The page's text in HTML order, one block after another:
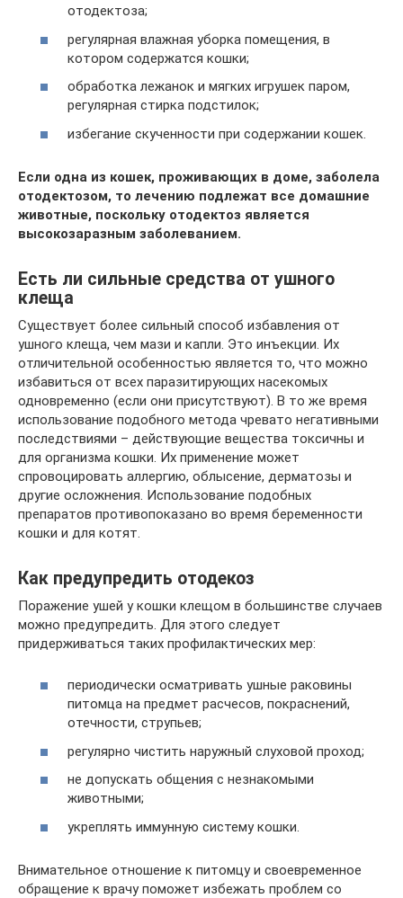
отодектоза;
регулярная влажная уборка помещения, в
котором содержатся кошки;
обработка лежанок и мягких игрушек паром,
регулярная стирка подстилок;
избегание скученности при содержании кошек.
Если одна из кошек, проживающих в доме, заболела
отодектозом, то лечению подлежат все домашние
животные, поскольку отодектоз является
высокозаразным заболеванием.
Есть ли сильные средства от ушного
клеща
Существует более сильный способ избавления от
ушного клеща, чем мази и капли. Это инъекции. Их
отличительной особенностью является то, что можно
избавиться от всех паразитирующих насекомых
одновременно (если они присутствуют). В то же время
использование подобного метода чревато негативными
последствиями – действующие вещества токсичны и
для организма кошки. Их применение может
спровоцировать аллергию, облысение, дерматозы и
другие осложнения. Использование подобных
препаратов противопоказано во время беременности
кошки и для котят.
Как предупредить отодекоз
Поражение ушей у кошки клещом в большинстве случаев
можно предупредить. Для этого следует
придерживаться таких профилактических мер:
периодически осматривать ушные раковины
питомца на предмет расчесов, покраснений,
отечности, струпьев;
регулярно чистить наружный слуховой проход;
не допускать общения с незнакомыми
животными;
укреплять иммунную систему кошки.
Внимательное отношение к питомцу и своевременное
обращение к врачу поможет избежать проблем со